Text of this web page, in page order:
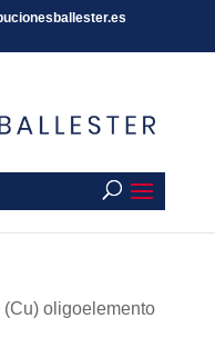
(Cu) oligoelemento